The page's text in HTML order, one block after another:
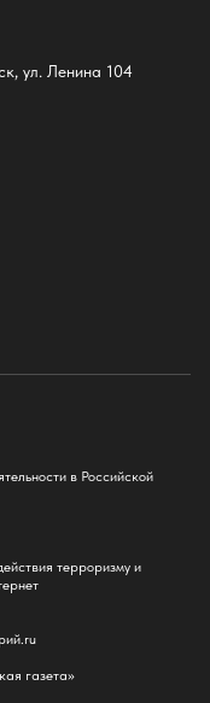
граждан
ул. Ленина 104
в Российской
терроризму и
газета»